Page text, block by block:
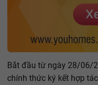
Bắt đầu từ ngày 28/06/
chính thức ký kết hợp